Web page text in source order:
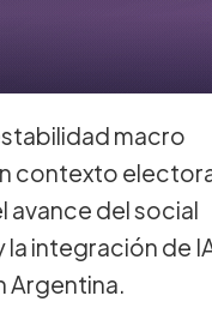
macro
contexto
avance del social
integración de
Argentina.